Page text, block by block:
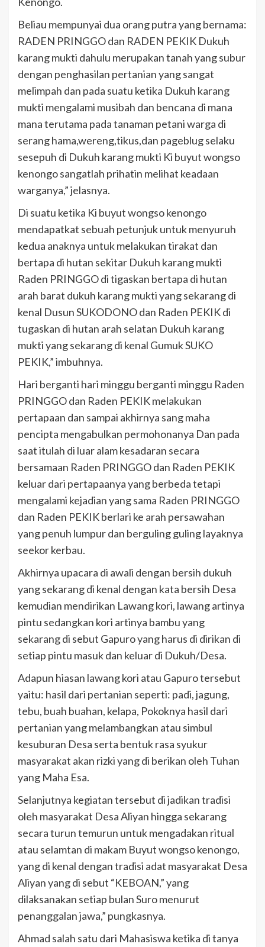
Beliau mempunyai dua orang putra yang bernama:
RADEN PRINGGO dan RADEN PEKIK Dukuh
karang mukti dahulu merupakan tanah yang subur
dengan penghasilan pertanian yang sangat
melimpah dan pada suatu ketika Dukuh karang
mukti mengalami musibah dan bencana di mana
mana terutama pada tanaman petani warga di
serang hama,wereng,tikus,dan pageblug selaku
sesepuh di Dukuh karang mukti Ki buyut wongso
kenongo sangatlah prihatin melihat keadaan
warganya,” jelasnya.
Di suatu ketika Ki buyut wongso kenongo
mendapatkat sebuah petunjuk untuk menyuruh
kedua anaknya untuk melakukan tirakat dan
bertapa di hutan sekitar Dukuh karang mukti
Raden PRINGGO di tigaskan bertapa di hutan
arah barat dukuh karang mukti yang sekarang di
kenal Dusun SUKODONO dan Raden PEKIK di
tugaskan di hutan arah selatan Dukuh karang
mukti yang sekarang di kenal Gumuk SUKO
PEKIK,” imbuhnya.
Hari berganti hari minggu berganti minggu Raden
PRINGGO dan Raden PEKIK melakukan
pertapaan dan sampai akhirnya sang maha
pencipta mengabulkan permohonanya Dan pada
saat itulah di luar alam kesadaran secara
bersamaan Raden PRINGGO dan Raden PEKIK
keluar dari pertapaanya yang berbeda tetapi
mengalami kejadian yang sama Raden PRINGGO
dan Raden PEKIK berlari ke arah persawahan
yang penuh lumpur dan berguling guling layaknya
seekor kerbau.
Akhirnya upacara di awali dengan bersih dukuh
yang sekarang di kenal dengan kata bersih Desa
kemudian mendirikan Lawang kori, lawang artinya
pintu sedangkan kori artinya bambu yang
sekarang di sebut Gapuro yang harus di dirikan di
setiap pintu masuk dan keluar di Dukuh/Desa.
Adapun hiasan lawang kori atau Gapuro tersebut
yaitu: hasil dari pertanian seperti: padi, jagung,
tebu, buah buahan, kelapa, Pokoknya hasil dari
pertanian yang melambangkan atau simbul
kesuburan Desa serta bentuk rasa syukur
masyarakat akan rizki yang di berikan oleh Tuhan
yang Maha Esa.
Selanjutnya kegiatan tersebut di jadikan tradisi
oleh masyarakat Desa Aliyan hingga sekarang
secara turun temurun untuk mengadakan ritual
atau selamtan di makam Buyut wongso kenongo,
yang di kenal dengan tradisi adat masyarakat Desa
Aliyan yang di sebut “KEBOAN,” yang
dilaksanakan setiap bulan Suro menurut
penanggalan jawa,” pungkasnya.
Ahmad salah satu dari Mahasiswa ketika di tanya